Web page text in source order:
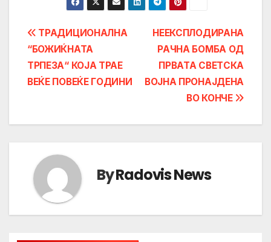
Post
navigation
НЕЕКСПЛОДИРАНА
РАЧНА БОМБА ОД
ПРВАТА СВЕТСКА
ВОЈНА ПРОНАЈДЕНА
ВО КОНЧЕ
ТРАДИЦИОНАЛНА
“БОЖИЌНАТА
ТРПЕЗА“ КОЈА ТРАЕ
ВЕЌЕ ПОВЕЌЕ ГОДИНИ
ByRadovis News